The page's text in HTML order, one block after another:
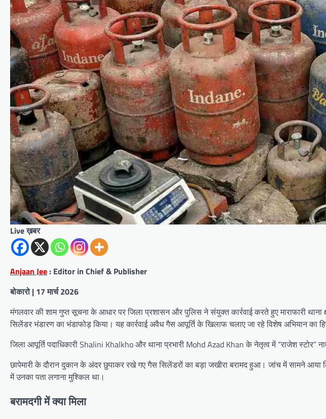
Live ख़बर
Anjaan Jee : Editor in Chief & Publisher
बोकारो | 17 मार्च 2026
मंगलवार की शाम गुप्त सूचना के आधार पर जिला प्रशासन और पुलिस ने संयुक्त कार्रवाई करते हुए माराफारी
सिलेंडर भंडारण का भंडाफोड़ किया। यह कार्रवाई अवैध गैस आपूर्ति के खिलाफ चलाए जा रहे विशेष अभियान का
जिला आपूर्ति पदाधिकारी Shalini Khalkho और थाना प्रभारी Mohd Azad Khan के नेतृत्व में “राजेश स्टोर”
छापेमारी के दौरान दुकान के अंदर छुपाकर रखे गए गैस सिलेंडरों का बड़ा जखीरा बरामद हुआ। जांच में सामने आया
में उनका पता लगाना मुश्किल था।
बरामदगी में क्या मिला